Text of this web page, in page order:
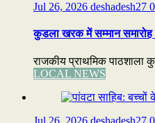
Jul 26, 2026 deshadesh27 0
कुडला खरक में सम्मान
राजकीय प्राथमिक
LOCAL NEWS
Jul 26, 2026 deshadesh27 0